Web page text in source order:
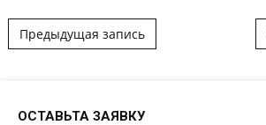
Post navigation
Предыдущая запись
ОСТАВЬТА ЗАЯВКУ